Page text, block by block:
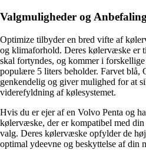
Valgmuligheder og
Optimize tilbyder en bred vifte af
og klimaforhold. Deres kølervæske er
skal fortyndes, og kommer i
populære 5 liters beholder. Farvet blå,
genkendelig og giver mulighed for at
viderefyldning af kølesystemet.
Hvis du er ejer af en Volvo Penta og
kølervæske, der er kompatibel med
valg. Deres kølervæske opfylder de
optimal ydeevne og beskyttelse af din